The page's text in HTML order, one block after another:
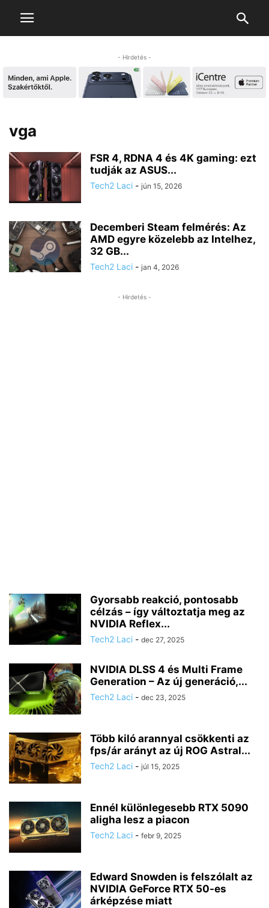
- Hirdetés -
vga
FSR 4, RDNA 4 és 4K gaming: ezt
tudják az ASUS...
Tech2 Laci - jún 15, 2026
Decemberi Steam felmérés: Az
AMD egyre közelebb az Intelhez,
32 GB...
Tech2 Laci - jan 4, 2026
- Hirdetés -
Gyorsabb reakció, pontosabb
célzás – így változtatja meg az
NVIDIA Reflex...
Tech2 Laci - dec 27, 2025
NVIDIA DLSS 4 és Multi Frame
Generation – Az új generáció,...
Tech2 Laci - dec 23, 2025
Több kiló arannyal csökkenti az
fps/ár arányt az új ROG Astral...
Tech2 Laci - júl 15, 2025
Ennél különlegesebb RTX 5090
aligha lesz a piacon
Tech2 Laci - febr 9, 2025
Edward Snowden is felszólalt az
NVIDIA GeForce RTX 50-es
árképzése miatt